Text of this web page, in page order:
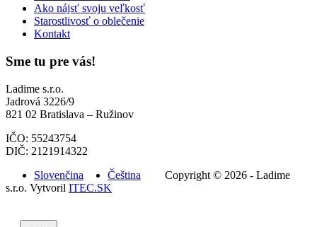
Ako nájsť svoju veľkosť
Starostlivosť o oblečenie
Kontakt
Sme tu pre vás!
Ladime s.r.o.
Jadrová 3226/9
821 02 Bratislava – Ružinov
IČO: 55243754
DIČ: 2121914322
Slovenčina
Čeština
Copyright © 2026 - Ladime
s.r.o. Vytvoril ITEC.SK